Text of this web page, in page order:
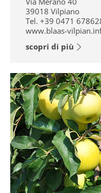
39018 Vilpiano
Tel. +39 0471
www.blaas-
scopri di più